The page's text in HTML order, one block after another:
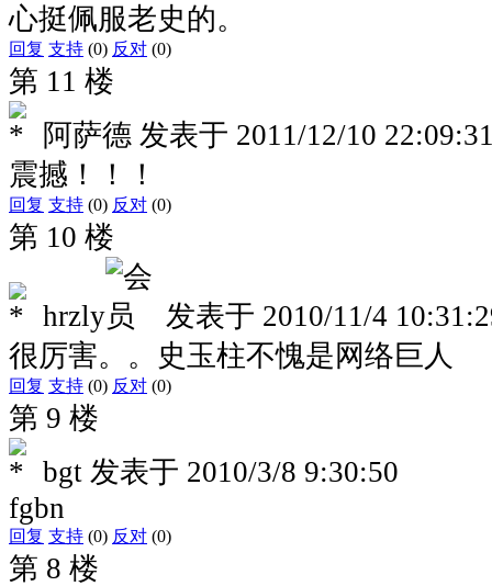
心挺佩服老史的。
回复 支持 (0) 反对 (0)
第 11 楼
阿萨德 发表于 2011/12/10
震撼！！！
回复 支持 (0) 反对 (0)
第 10 楼
hrzly 发表于 2010/11/4
很厉害。。史玉柱不愧是网络巨人
回复 支持 (0) 反对 (0)
第 9 楼
bgt 发表于 2010/3/8 9:30:50
fgbn
回复 支持 (0) 反对 (0)
第 8 楼